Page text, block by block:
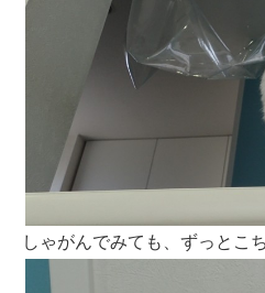
しゃがんでみても、ずっとこ